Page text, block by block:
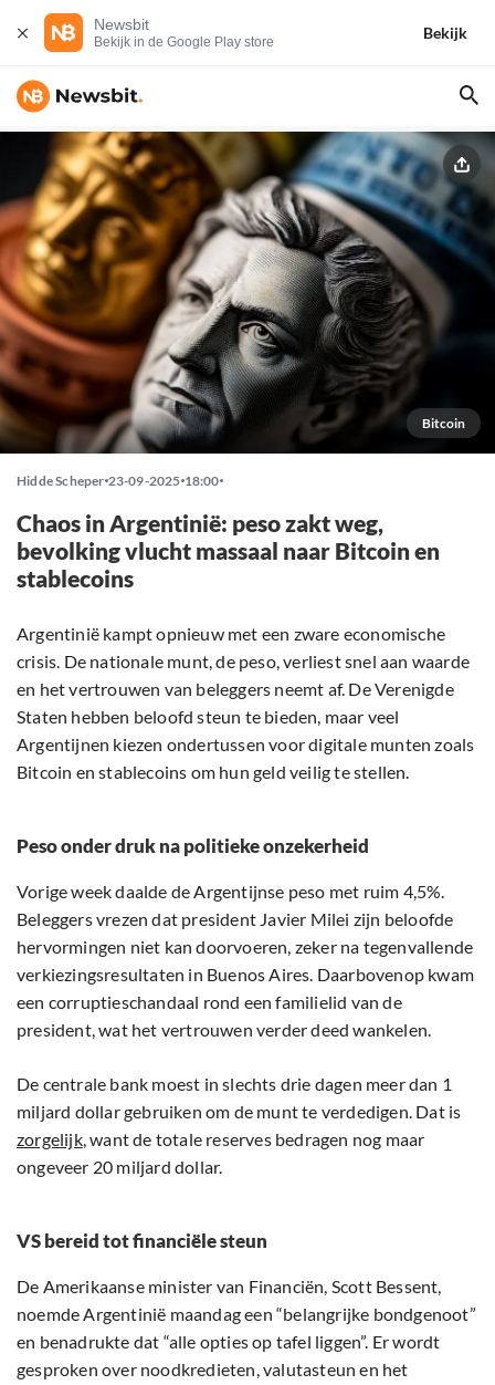
Newsbit
Bekijk in de Google Play store
Bekijk
Bitcoin
Hidde Scheper 23-09-2025 18:00
Chaos in Argentinië: peso zakt weg,
bevolking vlucht massaal naar Bitcoin en
stablecoins
Argentinië kampt opnieuw met een zware economische
crisis. De nationale munt, de peso, verliest snel aan waarde
en het vertrouwen van beleggers neemt af. De Verenigde
Staten hebben beloofd steun te bieden, maar veel
Argentijnen kiezen ondertussen voor digitale munten zoals
Bitcoin en stablecoins om hun geld veilig te stellen.
Peso onder druk na politieke onzekerheid
Vorige week daalde de Argentijnse peso met ruim 4,5%.
Beleggers vrezen dat president Javier Milei zijn beloofde
hervormingen niet kan doorvoeren, zeker na tegenvallende
verkiezingsresultaten in Buenos Aires. Daarbovenop kwam
een corruptieschandaal rond een familielid van de
president, wat het vertrouwen verder deed wankelen.
De centrale bank moest in slechts drie dagen meer dan 1
miljard dollar gebruiken om de munt te verdedigen. Dat is
zorgelijk, want de totale reserves bedragen nog maar
ongeveer 20 miljard dollar.
VS bereid tot financiële steun
De Amerikaanse minister van Financiën, Scott Bessent,
noemde Argentinië maandag een “belangrijke bondgenoot”
en benadrukte dat “alle opties op tafel liggen”. Er wordt
gesproken over noodkredieten, valutasteun en het